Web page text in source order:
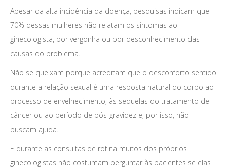
Apesar da alta incidência da doença, pesquisas indicam que
70% dessas mulheres não relatam os sintomas ao
ginecologista, por vergonha ou por desconhecimento das
causas do problema.
Não se queixam porque acreditam que o desconforto sentido
durante a relação sexual é uma resposta natural do corpo ao
processo de envelhecimento, às sequelas do tratamento de
câncer ou ao período de pós-gravidez e, por isso, não
buscam ajuda.
E durante as consultas de rotina muitos dos próprios
ginecologistas não costumam perguntar às pacientes se elas